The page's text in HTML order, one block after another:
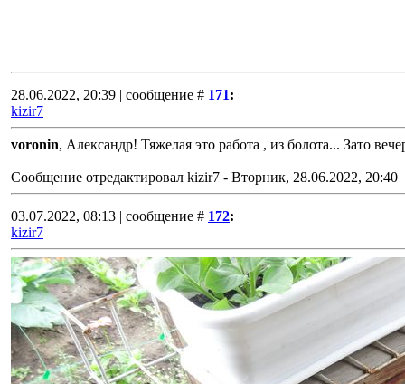
28.06.2022, 20:39 | сообщение # 171:
kizir7
voronin, Александр! Тяжелая это работа , из болота... Зато
Сообщение отредактировал kizir7 - Вторник, 28.06.2022, 20:40
03.07.2022, 08:13 | сообщение # 172:
kizir7